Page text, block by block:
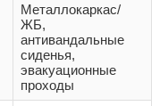
Металлокаркас/
ЖБ,
антивандальные
сиденья,
эвакуационные
проходы